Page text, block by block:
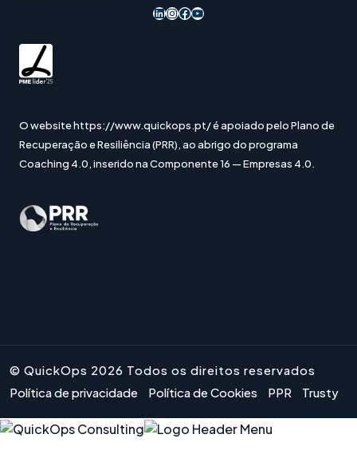
LinkedIn InstagramAcesso ao Facebook YouTube
O website https://www.quickops.pt/ é apoiado pelo Plano de
Recuperação e Resiliência (PRR), ao abrigo do programa
Coaching 4.0, inserido na Componente 16 — Empresas 4.0.
© QuickOps 2026 Todos os direitos reservados
Política de privacidade
Política de Cookies PPR Trusty